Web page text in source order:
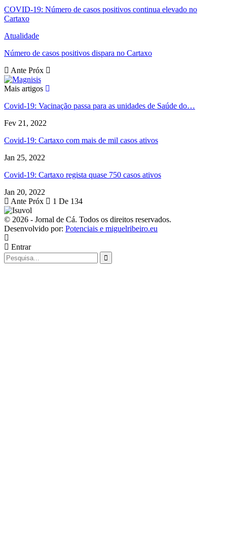
COVID-19: Número de casos positivos continua elevado no
Cartaxo
Atualidade
Número de casos positivos dispara no Cartaxo
Ante Próx
Mais artigos
Covid-19: Vacinação passa para as unidades de Saúde do…
Fev 21, 2022
Covid-19: Cartaxo com mais de mil casos ativos
Jan 25, 2022
Covid-19: Cartaxo regista quase 750 casos ativos
Jan 20, 2022
Ante Próx 1 De 134
© 2026 - Jornal de Cá. Todos os direitos reservados.
Desenvolvido por: Potenciais e miguelribeiro.eu
Entrar